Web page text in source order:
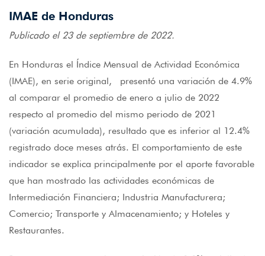
IMAE de Honduras
Publicado el 23 de septiembre de 2022.
En Honduras el Índice Mensual de Actividad Económica
(IMAE), en serie original, presentó una variación de 4.9%
al comparar el promedio de enero a julio de 2022
respecto al promedio del mismo periodo de 2021
(variación acumulada), resultado que es inferior al 12.4%
registrado doce meses atrás. El comportamiento de este
indicador se explica principalmente por el aporte favorable
que han mostrado las actividades económicas de
Intermediación Financiera; Industria Manufacturera;
Comercio; Transporte y Almacenamiento; y Hoteles y
Restaurantes.